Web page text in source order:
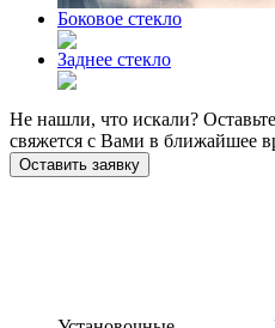
Боковое стекло
Заднее стекло
Не нашли, что искали?
свяжется с Вами в ближайшее
Оставить заявку